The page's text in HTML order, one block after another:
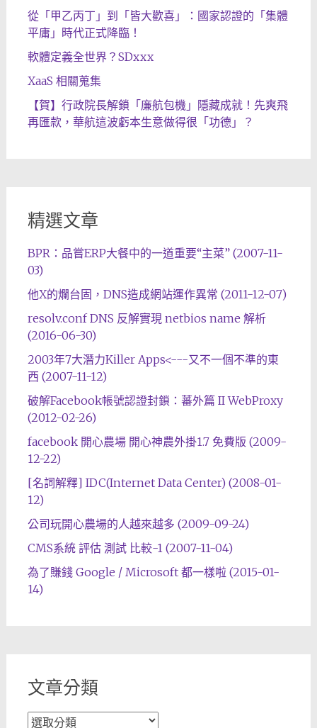
從「甲乙丙丁」到「皆大歡喜」：國家認證的「集體
平庸」時代正式降臨！
軟體定義全世界？SDxxx
XaaS 相關蒐集
【賀】行政院長解鎖「廉航包機」隱藏成就！先爽飛
再匯款，華航這波虧本生意做得很「功德」？
精選文章
BPR：品嘗ERP大餐中的一道重要“主菜” (2007-11-
03)
他X的爛台固，DNS造成網站運作異常 (2011-12-07)
resolv.conf DNS 反解實現 netbios name 解析
(2016-06-30)
2003年7大潛力Killer Apps<---又不一個不準的東
西 (2007-11-12)
破解Facebook帳號認證封鎖：蕃外篇 II WebProxy
(2012-02-26)
facebook 開心農場 開心神農外掛1.7 免費版 (2009-
12-22)
[名詞解釋] IDC(Internet Data Center) (2008-01-
12)
公司玩開心農場的人越來越多 (2009-09-24)
CMS系統 評估 測試 比較-1 (2007-11-04)
為了賺錢 Google / Microsoft 都一樣啦 (2015-01-
14)
文章分類
文